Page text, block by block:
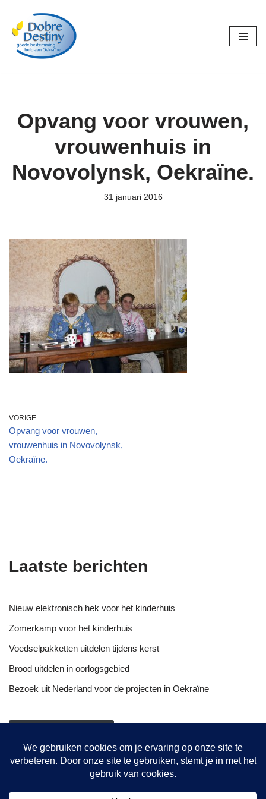
Ga
naar
Opvang voor vrouwen,
vrouwenhuis in
Novovolynsk, Oekraïne.
31 januari 2016
VORIGE
Opvang voor vrouwen,
vrouwenhuis in Novovolynsk,
Oekraïne.
Laatste berichten
Nieuw elektronisch hek voor het kinderhuis
Zomerkamp voor het kinderhuis
Voedselpakketten uitdelen tijdens kerst
Brood uitdelen in oorlogsgebied
Bezoek uit Nederland voor de projecten in Oekraïne